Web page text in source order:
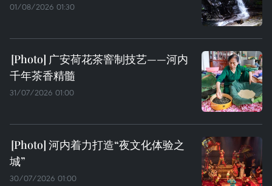
01/08/2026 01:30
广安荷花茶窨制技艺——河内
千年茶香精髓
31/07/2026 01:00
河内着力打造“夜文化体验之
城”
30/07/2026 01:00